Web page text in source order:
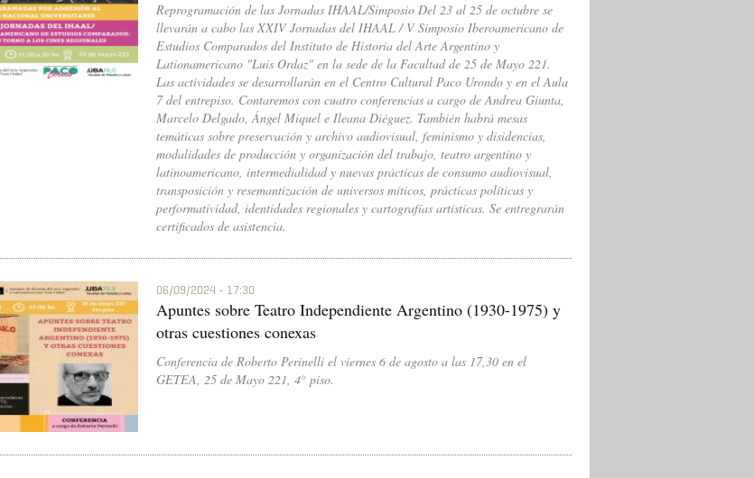
Reprogramación de las Jornadas IHAAL/Simposio Del 23 al 25 de octubre se
llevarán a cabo las XXIV Jornadas del IHAAL / V Simposio Iberoamericano de
Estudios Comparados del Instituto de Historia del Arte Argentino y
Lationamericano "Luis Ordaz" en la sede de la Facultad de 25 de Mayo 221.
Las actividades se desarrollarán en el Centro Cultural Paco Urondo y en el Aula
7 del entrepiso. Contaremos con cuatro conferencias a cargo de Andrea Giunta,
Marcelo Delgado, Ángel Miquel e Ileana Diéguez. También habrá mesas
temáticas sobre preservación y archivo audiovisual, feminismo y disidencias,
modalidades de producción y organización del trabajo, teatro argentino y
latinoamericano, intermedialidad y nuevas prácticas de consumo audiovisual,
transposición y resemantización de universos míticos, prácticas políticas y
performatividad, identidades regionales y cartografías artísticas. Se entregrarán
certificados de asistencia.
06/09/2024 - 17:30
Apuntes sobre Teatro Independiente Argentino (1930-1975) y
otras cuestiones conexas
Conferencia de Roberto Perinelli el viernes 6 de agosto a las 17,30 en el
GETEA, 25 de Mayo 221, 4° piso.